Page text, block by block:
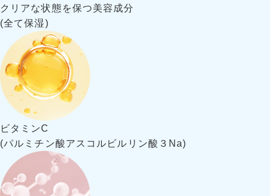
クリアな状態を保つ美容成分
(全て保湿)
ビタミンC
(パルミチン酸アスコルビル リン酸３Na)